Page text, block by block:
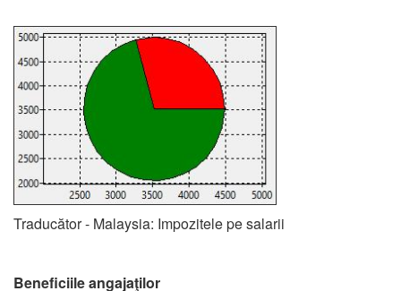
Traducător - Malaysia: Impozitele pe salarii
Beneficiile angajaţilor